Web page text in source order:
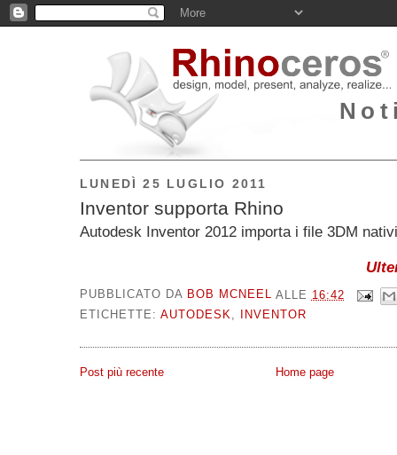
LUNEDÌ 25 LUGLIO 2011
Inventor supporta Rhino
Autodesk Inventor 2012 importa i file 3DM
PUBBLICATO DA BOB MCNEEL ALLE 16:42
ETICHETTE: AUTODESK, INVENTOR
Post più recente Home page